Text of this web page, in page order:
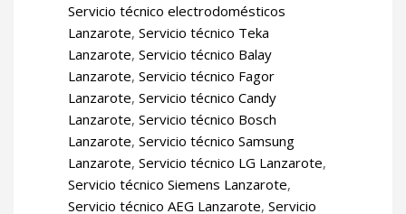
Servicio técnico electrodomésticos
Lanzarote, Servicio técnico Teka
Lanzarote, Servicio técnico Balay
Lanzarote, Servicio técnico Fagor
Lanzarote, Servicio técnico Candy
Lanzarote, Servicio técnico Bosch
Lanzarote, Servicio técnico Samsung
Lanzarote, Servicio técnico LG Lanzarote,
Servicio técnico Siemens Lanzarote,
Servicio técnico AEG Lanzarote, Servicio